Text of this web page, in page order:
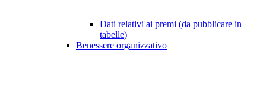
Dati relativi ai premi (da pubblicare in
tabelle)
Benessere organizzativo